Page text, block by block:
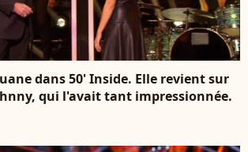
dans 50' Inside. Elle revient sur
qui l'avait tant impressionnée.